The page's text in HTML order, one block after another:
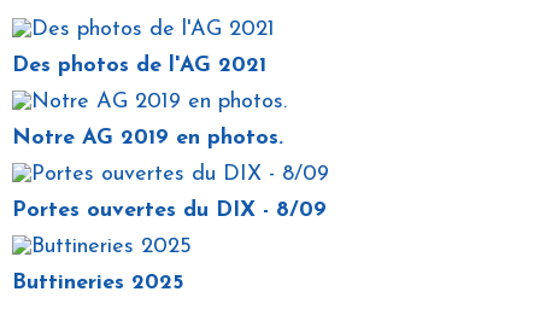
Des photos de l'AG 2021
Notre AG 2019 en photos.
Portes ouvertes du DIX - 8/09
Buttineries 2025